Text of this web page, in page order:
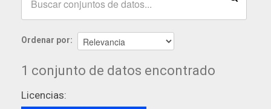
Ordenar por
1 conjunto de datos encontrado
Licencias: